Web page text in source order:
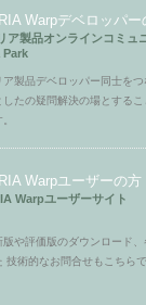
Warpデベロッパー
ア製品オンラインコミュ
Park
ア製品デベロッパー同士を
したの疑問解決の場とする
Warpユーザーの方
Warpユーザーサイト
版や評価版のダウンロード
技術的なお問合せもこちら